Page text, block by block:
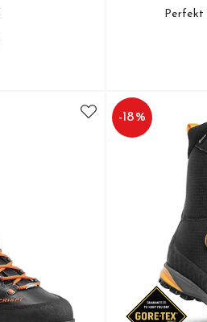
Perfekt
-18%